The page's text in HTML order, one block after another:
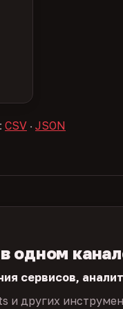
CSV · JSON
одном
сервисов,
и других